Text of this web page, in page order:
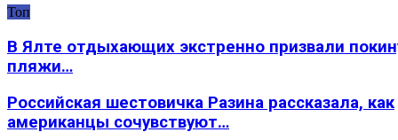
Топ
В Ялте отдыхающих экстренно призвали
пляжи…
Российская шестовичка Разина рассказала, как
американцы сочувствуют…